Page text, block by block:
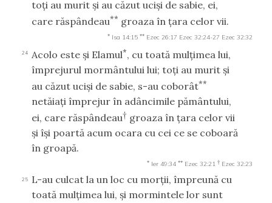
toţi au murit şi au căzut ucişi de sabie, ei,
care răspândeau** groaza în ţara celor vii.
* Isa 14:15 ** Ezec 26:17 Ezec 32:24-27 Ezec 32:32
24 Acolo este şi Elamul*, cu toată mulţimea lui,
împrejurul mormântului lui; toţi au murit şi
au căzut ucişi de sabie, s-au coborât**
netăiaţi împrejur în adâncimile pământului,
ei, care răspândeau† groaza în ţara celor vii
şi îşi poartă acum ocara cu cei ce se coboară
în groapă.
* Ier 49:34 ** Ezec 32:21 † Ezec 32:23
25
L-au culcat la un loc cu morţii, împreună cu
toată mulţimea lui, şi mormintele lor sunt